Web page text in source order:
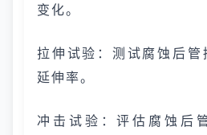
变化。
拉伸试验：测试腐蚀后管
延伸率。
冲击试验：评估腐蚀后